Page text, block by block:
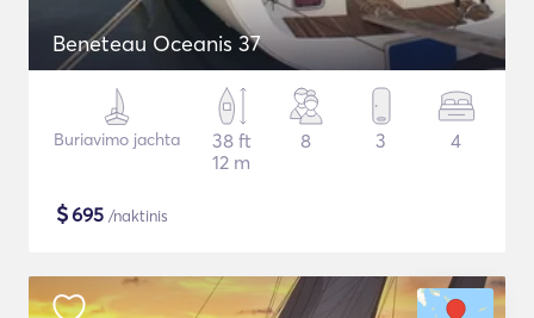
Beneteau Oceanis 37
Buriavimo jachta
38 ft
12 m
8 3 4
$695 /naktinis